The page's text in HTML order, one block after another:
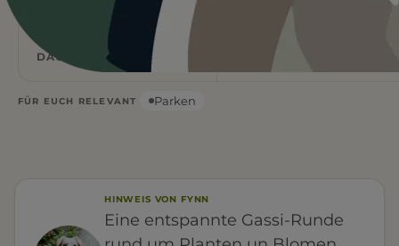
DAUER
Leicht
SCHWIERIGKEIT
FÜR EUCH RELEVANT Parken
HINWEIS VON FYNN
Eine entspannte Gassi-Runde